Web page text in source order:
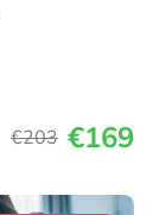
€203 €169